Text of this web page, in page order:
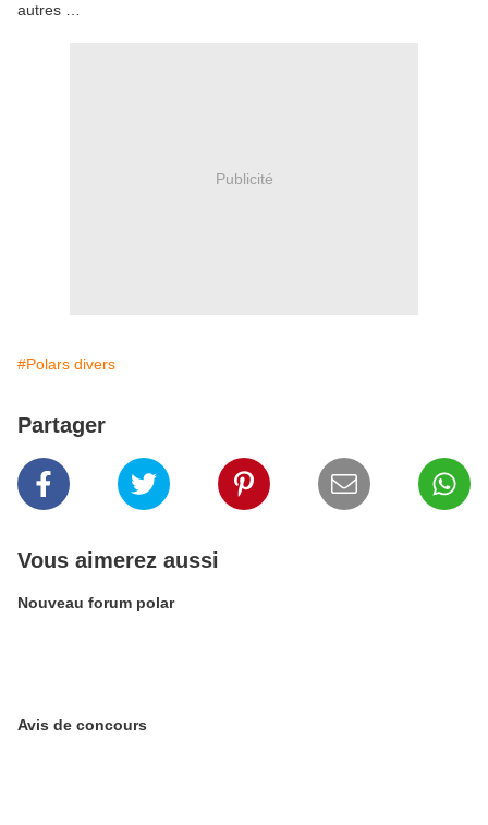
autres …
Publicité
#Polars divers
Partager
Vous aimerez aussi
Nouveau forum polar
Avis de concours